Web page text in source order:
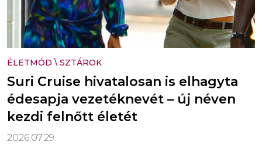
ÉLETMÓD \ SZTÁROK
Suri Cruise hivatalosan is elhagyta
édesapja vezetéknevét – új néven
kezdi felnőtt életét
2026.07.29.